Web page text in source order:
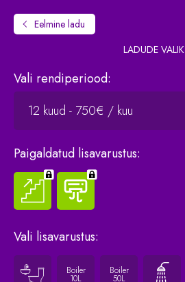
Eelmine ladu
LADUDE VALIK
Vali rendiperiood:
Paigaldatud lisavarustus:
Vali lisavarustus:
Boiler
10L
Boiler
50L